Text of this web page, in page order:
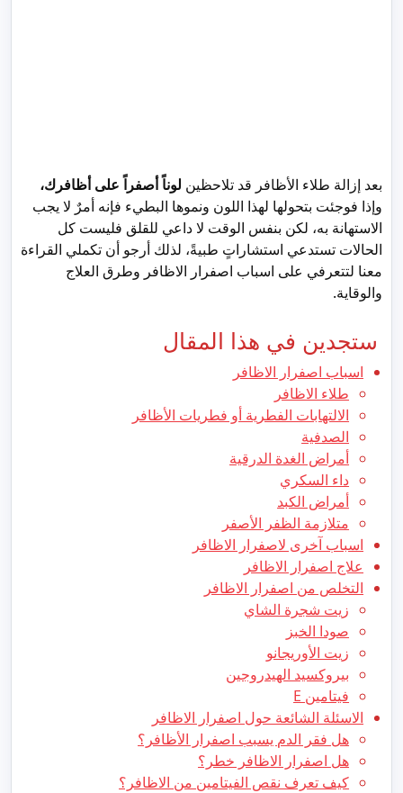
بعد إزالة طلاء الأظافر قد تلاحظين لوناً أصفراً على أظافرك،
وإذا فوجئت بتحولها لهذا اللون ونموها البطيء فإنه أمرٌ لا يجب
الاستهانة به، لكن بنفس الوقت لا داعي للقلق فليست كل
الحالات تستدعي استشاراتٍ طبيةً، لذلك أرجو أن تكملي القراءة
معنا لتتعرفي على اسباب اصفرار الاظافر وطرق العلاج
والوقاية.
ستجدين في هذا المقال
اسباب اصفرار الاظافر
طلاء الاظافر
الالتهابات الفطرية أو فطريات الأظافر
الصدفية
أمراض الغدة الدرقية
داء السكري
أمراض الكبد
متلازمة الظفر الأصفر
اسباب آخرى لاصفرار الاظافر
علاج اصفرار الاظافر
التخلص من اصفرار الاظافر
زيت شجرة الشاي
صودا الخبز
زيت الأوريجانو
بيروكسيد الهيدروجين
فيتامين E
الاسئلة الشائعة حول اصفرار الاظافر
هل فقر الدم يسبب اصفرار الأظافر؟
هل اصفرار الاظافر خطر؟
كيف تعرف نقص الفيتامين من الاظافر؟